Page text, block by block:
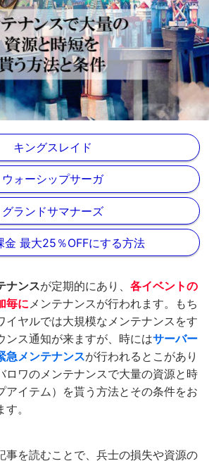
キングスレイド
ウォーシップサーガ
グランドサマナーズ
金 最大25％OFFにする方法
ナンスが定期的にあり、 各イベントの
毎にメンテナンスが行われます。もち
イヤルでは大規模なメンテナンスをす
ンス通知が来ますが、時にはサーバー
急メンテナンスが行われるとこがあり
ロワのメンテナンスで大量の資源と時
アイテム）を貰う方法とその条件をお
。
事を読むことで、兵士の損失や資源の